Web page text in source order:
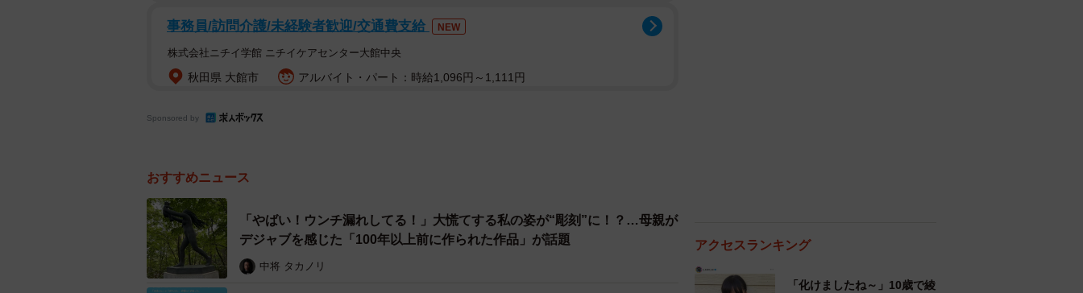
事務員/訪問介護/未経験者歓迎/交通費支給 NEW
株式会社ニチイ学館 ニチイケアセンター大館中央
秋田県 大館市 アルバイト・パート：時給1,096円～1,111円
Sponsored by
おすすめニュース
「やばい！ウンチ漏れしてる！」大慌てする私の姿が“彫刻”に！？…母親が
デジャブを感じた「100年以上前に作られた作品」が話題
中将 タカノリ
アクセスランキング
「化けましたね～」10歳で綾